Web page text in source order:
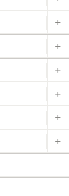
FFFS
innebär att
och
vissa
att rätta